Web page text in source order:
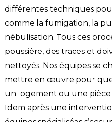
différentes techniques
comme la fumigation, la
nébulisation. Tous ces
poussière, des traces et
nettoyés. Nos équipes se
mettre en œuvre pour
un logement ou une
Idem après une